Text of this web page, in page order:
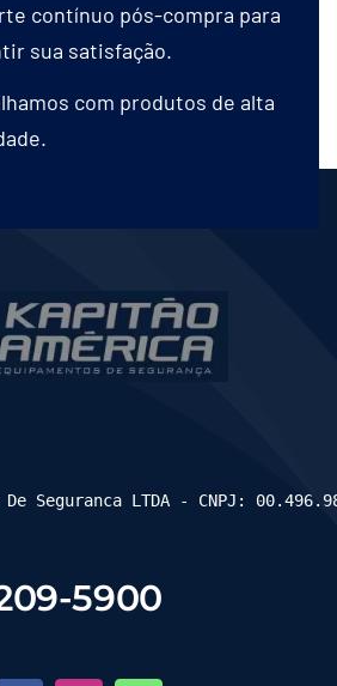
contínuo pós-compra para
sua satisfação.
com produtos de alta
5900
Seguranca LTDA - CNPJ: